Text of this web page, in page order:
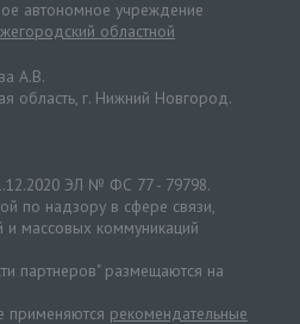
автономное учреждение
областной
А.В.
область, г. Нижний Новгород.
ЭЛ № ФС 77 - 79798.
по надзору в сфере связи,
массовых коммуникаций
партнеров" размещаются на
применяются рекомендательные